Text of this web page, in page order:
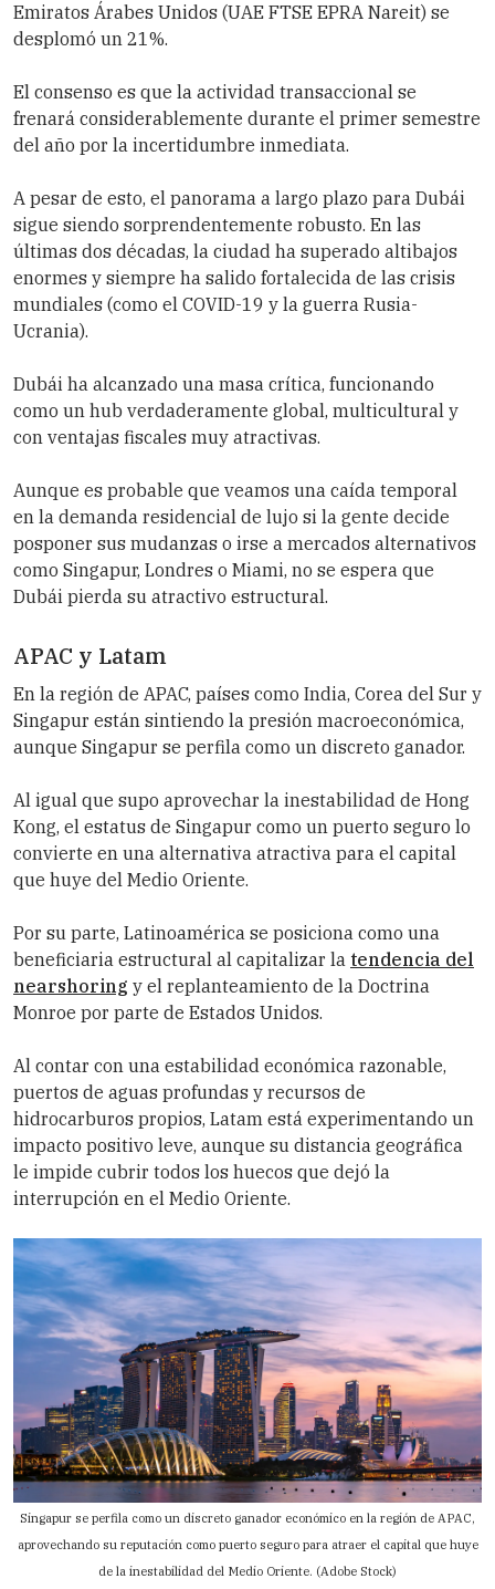
Emiratos Árabes Unidos (UAE FTSE EPRA Nareit) se
desplomó un 21%.
El consenso es que la actividad transaccional se
frenará considerablemente durante el primer semestre
del año por la incertidumbre inmediata.
A pesar de esto, el panorama a largo plazo para Dubái
sigue siendo sorprendentemente robusto. En las
últimas dos décadas, la ciudad ha superado altibajos
enormes y siempre ha salido fortalecida de las crisis
mundiales (como el COVID-19 y la guerra Rusia-
Ucrania).
Dubái ha alcanzado una masa crítica, funcionando
como un hub verdaderamente global, multicultural y
con ventajas fiscales muy atractivas.
Aunque es probable que veamos una caída temporal
en la demanda residencial de lujo si la gente decide
posponer sus mudanzas o irse a mercados alternativos
como Singapur, Londres o Miami, no se espera que
Dubái pierda su atractivo estructural.
APAC y Latam
En la región de APAC, países como India, Corea del Sur y
Singapur están sintiendo la presión macroeconómica,
aunque Singapur se perfila como un discreto ganador.
Al igual que supo aprovechar la inestabilidad de Hong
Kong, el estatus de Singapur como un puerto seguro lo
convierte en una alternativa atractiva para el capital
que huye del Medio Oriente.
Por su parte, Latinoamérica se posiciona como una
beneficiaria estructural al capitalizar la tendencia del
nearshoring y el replanteamiento de la Doctrina
Monroe por parte de Estados Unidos.
Al contar con una estabilidad económica razonable,
puertos de aguas profundas y recursos de
hidrocarburos propios, Latam está experimentando un
impacto positivo leve, aunque su distancia geográfica
le impide cubrir todos los huecos que dejó la
interrupción en el Medio Oriente.
Singapur se perfila como un discreto ganador económico en la región de APAC,
aprovechando su reputación como puerto seguro para atraer el capital que huye
de la inestabilidad del Medio Oriente. (Adobe Stock)